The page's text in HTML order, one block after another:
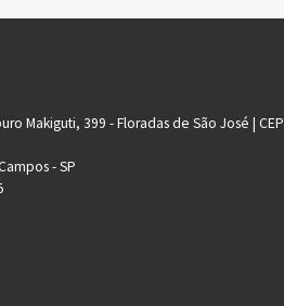
Makiguti, 399 - Floradas de São José | CEP
- SP